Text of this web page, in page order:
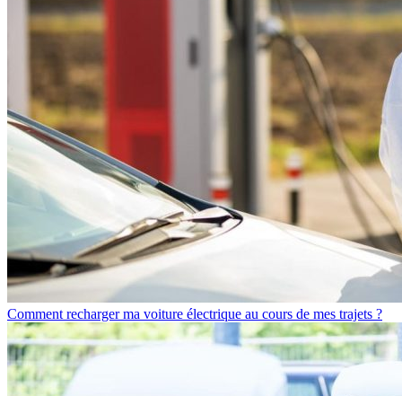
Comment recharger ma voiture électrique au cours de mes trajets ?